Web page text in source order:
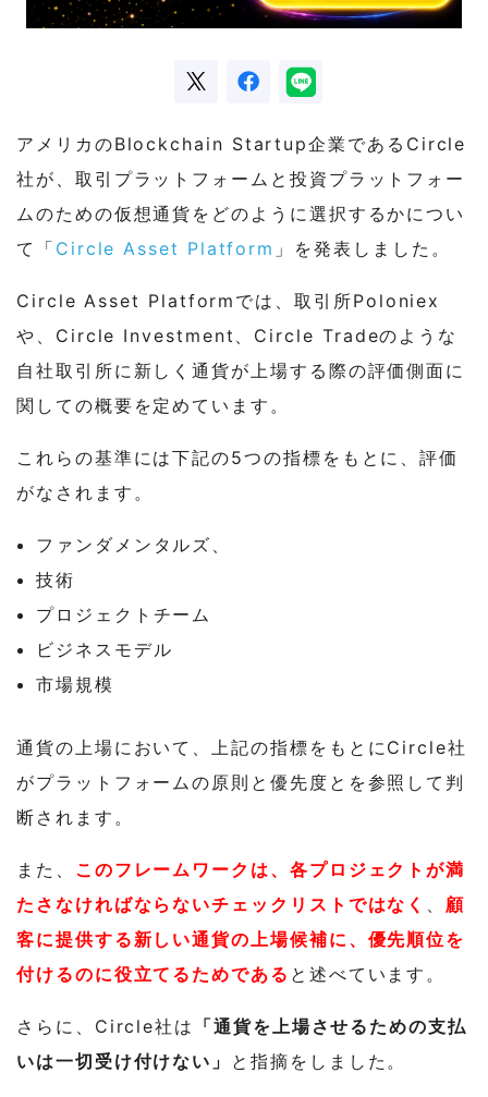
アメリカのBlockchain Startup企業であるCircle
社が、取引プラットフォームと投資プラットフォー
ムのための仮想通貨をどのように選択するかについ
て「 Circle Asset Platform 」を発表しました。
Circle Asset Platformでは、取引所Poloniex
や、Circle Investment、Circle Tradeのような
自社取引所に新しく通貨が上場する際の評価側面に
関しての概要を定めています。
これらの基準には下記の5つの指標をもとに、評価
がなされます。
ファンダメンタルズ、
技術
プロジェクトチーム
ビジネスモデル
市場規模
通貨の上場において、上記の指標をもとにCircle社
がプラットフォームの原則と優先度とを参照して判
断されます。
また、 このフレームワークは、各プロジェクトが満
たさなければならないチェックリストではなく
顧
客に提供する新しい通貨の上場候補に、優先順位を
付けるのに役立てるためである と述べています。
さらに、Circle社は 「通貨を上場させるための支払
いは一切受け付けない」 と指摘をしました。